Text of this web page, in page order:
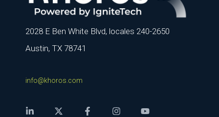
2028 E Ben White Blvd, locales 240-2650
Austin, TX 78741
info@khoros.com